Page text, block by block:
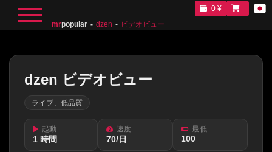
mrpopular dzen ビデオビュー
0 ¥
dzen ビデオビュー
ライブ、低品質
起動
1 時間
速度
70/日
最低
100